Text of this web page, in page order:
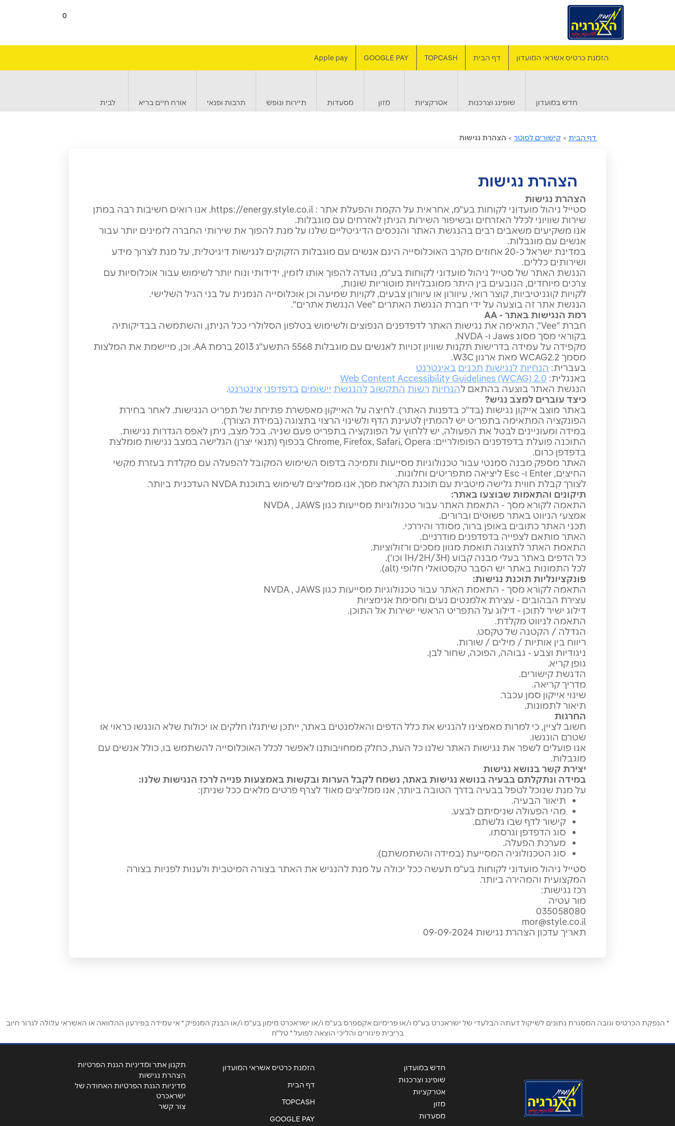
0
הזמנת כרטיס אשראי המועדון דף הבית TOPCASH
GOOGLE PAY
Apple pay
חדש במועדון שופינג וצרכנות אטרקציות מזון מסעדות תיירות ונופש תרבות ופנאי אורח חיים בריא לבית
דף הבית > קישורים לפוטר > הצהרת נגישות
הצהרת נגישות
הצהרת נגישות
סטייל ניהול מועדוני לקוחות בע"מ, אחראית על הקמת והפעלת אתר : https://energy.style.co.il. אנו רואים חשיבות רבה במתן
שירות שוויוני לכלל האזרחים ובשיפור השירות הניתן לאזרחים עם מוגבלות.
אנו משקיעים משאבים רבים בהנגשת האתר והנכסים הדיגיטליים שלנו על מנת להפוך את שירותי החברה לזמינים יותר עבור
אנשים עם מוגבלות.
במדינת ישראל כ-20 אחוזים מקרב האוכלוסייה הינם אנשים עם מוגבלות הזקוקים לנגישות דיגיטלית, על מנת לצרוך מידע
ושירותים כללים.
הנגשת האתר של סטייל ניהול מועדוני לקוחות בע"מ, נועדה להפוך אותו לזמין, ידידותי ונוח יותר לשימוש עבור אוכלוסיות עם
צרכים מיוחדים, הנובעים בין היתר ממוגבלויות מוטוריות שונות,
לקויות קוגניטיביות, קוצר רואי, עיוורון או עיוורון צבעים, לקויות שמיעה וכן אוכלוסייה הנמנית על בני הגיל השלישי.
הנגשת אתר זה בוצעה על ידי חברת הנגשת האתרים "Vee הנגשת אתרים".
רמת הנגישות באתר - AA
חברת "Vee", התאימה את נגישות האתר לדפדפנים הנפוצים ולשימוש בטלפון הסלולרי ככל הניתן, והשתמשה בבדיקותיה
בקוראי מסך מסוג Jaws ו- NVDA.
מקפידה על עמידה בדרישות תקנות שוויון זכויות לאנשים עם מוגבלות 5568 התשע"ג 2013 ברמת AA. וכן, מיישמת את המלצות
מסמך WCAG2.2 מאת ארגון W3C.
בעברית: הנחיות לנגישות תכנים באינטרנט
באנגלית: Web Content Accessibility Guidelines (WCAG) 2.0
הנגשת האתר בוצעה בהתאם להנחיות רשות התקשוב להנגשת יישומים בדפדפני אינטרנט.
כיצד עוברים למצב נגיש?
באתר מוצב אייקון נגישות (בד"כ בדפנות האתר). לחיצה על האייקון מאפשרת פתיחת של תפריט הנגישות. לאחר בחירת
הפונקציה המתאימה בתפריט יש להמתין לטעינת הדף ולשינוי הרצוי בתצוגה (במידת הצורך).
במידה ומעוניינים לבטל את הפעולה, יש ללחוץ על הפונקציה בתפריט פעם שניה. בכל מצב, ניתן לאפס הגדרות נגישות.
התוכנה פועלת בדפדפנים הפופולריים: Chrome, Firefox, Safari, Opera בכפוף (תנאי יצרן) הגלישה במצב נגישות מומלצת
בדפדפן כרום.
האתר מספק מבנה סמנטי עבור טכנולוגיות מסייעות ותמיכה בדפוס השימוש המקובל להפעלה עם מקלדת בעזרת מקשי
החיצים, Enter ו- Esc ליציאה מתפריטים וחלונות.
לצורך קבלת חווית גלישה מיטבית עם תוכנת הקראת מסך, אנו ממליצים לשימוש בתוכנת NVDA העדכנית ביותר.
תיקונים והתאמות שבוצעו באתר:
התאמה לקורא מסך - התאמת האתר עבור טכנולוגיות מסייעות כגון NVDA , JAWS
אמצעי הניווט באתר פשוטים וברורים.
תכני האתר כתובים באופן ברור, מסודר והיררכי.
האתר מותאם לצפייה בדפדפנים מודרניים.
התאמת האתר לתצוגה תואמת מגוון מסכים ורזולוציות.
כל הדפים באתר בעלי מבנה קבוע (1H/2H/3H וכו').
לכל התמונות באתר יש הסבר טקסטואלי חלופי (alt).
פונקציונליות תוכנת נגישות:
התאמה לקורא מסך - התאמת האתר עבור טכנולוגיות מסייעות כגון NVDA , JAWS
עצירת הבהובים - עצירת אלמנטים נעים וחסימת אנימציות
דילוג ישיר לתוכן - דילוג על התפריט הראשי ישירות אל התוכן.
התאמה לניווט מקלדת.
הגדלה / הקטנה של טקסט.
ריווח בין אותיות / מילים / שורות.
ניגודיות וצבע - גבוהה, הפוכה, שחור לבן.
גופן קריא.
הדגשת קישורים.
מדריך קריאה.
שינוי אייקון סמן עכבר.
תיאור לתמונות.
החרגות
חשוב לציין, כי למרות מאמצינו להנגיש את כלל הדפים והאלמנטים באתר, ייתכן שיתגלו חלקים או יכולות שלא הונגשו כראוי או
שטרם הונגשו.
אנו פועלים לשפר את נגישות האתר שלנו כל העת, כחלק ממחויבותנו לאפשר לכלל האוכלוסייה להשתמש בו, כולל אנשים עם
מוגבלות.
יצירת קשר בנושא נגישות
במידה ונתקלתם בבעיה בנושא נגישות באתר, נשמח לקבל הערות ובקשות באמצעות פנייה לרכז הנגישות שלנו:
על מנת שנוכל לטפל בבעיה בדרך הטובה ביותר, אנו ממליצים מאוד לצרף פרטים מלאים ככל שניתן:
תיאור הבעיה.
מהי הפעולה שניסיתם לבצע.
קישור לדף שבו גלשתם.
סוג הדפדפן וגרסתו.
מערכת הפעלה.
סוג הטכנולוגיה המסייעת (במידה והשתמשתם).
סטייל ניהול מועדוני לקוחות בע"מ תעשה ככל יכולה על מנת להנגיש את האתר בצורה המיטבית ולענות לפניות בצורה
המקצועית והמהירה ביותר.
רכז נגישות:
מור עטיה
035058080
mor@style.co.il
תאריך עדכון הצהרת נגישות 09-09-2024
* הנפקת הכרטיס וגובה המסגרת נתונים לשיקול דעתה הבלעדי של ישראכרט בע"מ ו/או פרימיום אקספרס בע"מ ו/או ישראכרט מימון בע"מ ו/או הבנק המנפיק * אי עמידה בפירעון ההלוואה או האשראי עלולה לגרור חיוב
בריבית פיגורים והליכי הוצאה לפועל * טל"ח
חדש במועדון
שופינג וצרכנות
אטרקציות
מזון
מסעדות
הזמנת כרטיס אשראי המועדון
דף הבית
TOPCASH
GOOGLE PAY
תקנון אתר ומדיניות הגנת הפרטיות
הצהרת נגישות
מדיניות הגנת הפרטיות האחודה של
ישראכרט
צור קשר